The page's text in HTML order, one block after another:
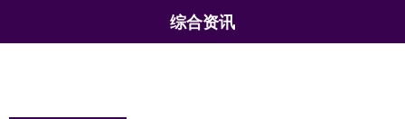
综合资讯